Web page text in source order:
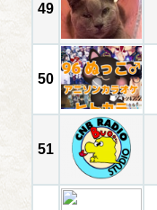
49
50
51